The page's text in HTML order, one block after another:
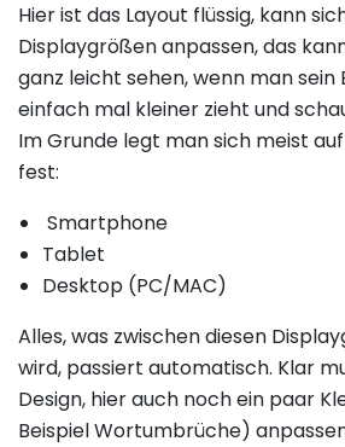
Hier ist das Layout flüssig, kann
Displaygrößen anpassen, das
ganz leicht sehen, wenn man
einfach mal kleiner zieht und
Im Grunde legt man sich meist
fest:
Smartphone
Tablet
Desktop (PC/MAC)
Alles, was zwischen diesen
wird, passiert automatisch. Klar
Design, hier auch noch ein paar
Beispiel Wortumbrüche)